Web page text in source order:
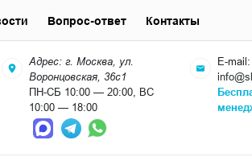
Адрес: г. Москва, ул.
Воронцовская, 36с1
ПН-СБ 10:00 — 20:00, ВС
10:00 — 18:00
E-mail:
Вопрос-ответ Контакты